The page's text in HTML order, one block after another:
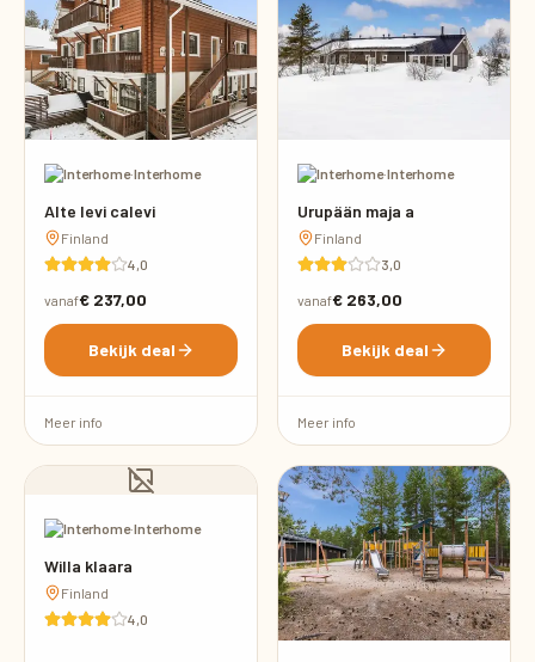
·Interhome
Alte levi calevi
Finland
4,0
vanaf€ 237,00
Bekijk deal
Meer info
·Interhome
Urupään maja a
Finland
3,0
vanaf€ 263,00
Bekijk deal
Meer info
·Interhome
Willa klaara
Finland
4,0